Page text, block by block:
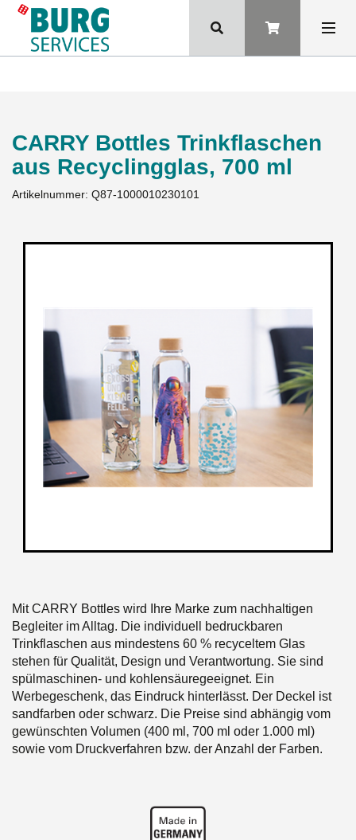
CARRY Bottles Trinkflaschen
aus Recyclingglas, 700 ml
Artikelnummer: Q87-1000010230101
Mit CARRY Bottles wird Ihre Marke zum nachhaltigen
Begleiter im Alltag. Die individuell bedruckbaren
Trinkflaschen aus mindestens 60 % recyceltem Glas
stehen für Qualität, Design und Verantwortung. Sie sind
spülmaschinen- und kohlensäuregeeignet. Ein
Werbegeschenk, das Eindruck hinterlässt. Der Deckel ist
sandfarben oder schwarz. Die Preise sind abhängig vom
gewünschten Volumen (400 ml, 700 ml oder 1.000 ml)
sowie vom Druckverfahren bzw. der Anzahl der Farben.